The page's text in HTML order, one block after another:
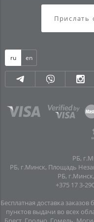
Прислать
ru en
РБ,
РБ, г.Минск, Площадь
РБ,
+375 17 3-
Бесплатная доставка
пунктов выдачи во всех